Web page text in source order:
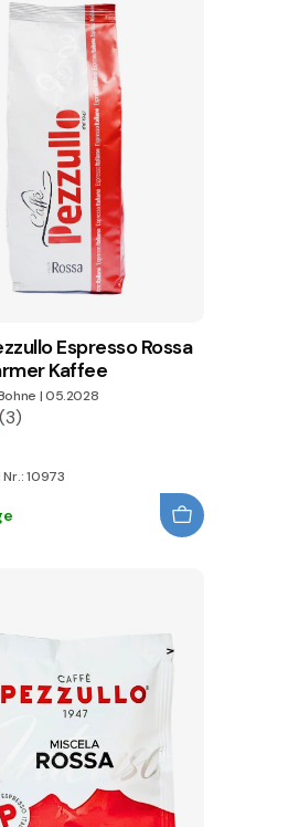
Espresso Rossa
Kaffee
|05.2028
(3)
10973